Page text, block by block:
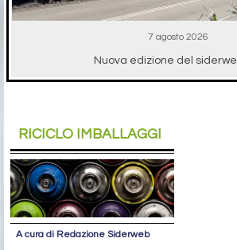
7 agosto 2026
Nuova edizione del
RICICLO IMBALLAGGI
A cura di Redazione Siderweb